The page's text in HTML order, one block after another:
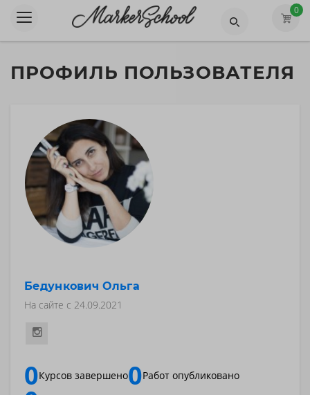
0
ПРОФИЛЬ ПОЛЬЗОВАТЕЛЯ
Бедункович Ольга
На сайте с 24.09.2021
0Курсов завершено0Работ опубликовано